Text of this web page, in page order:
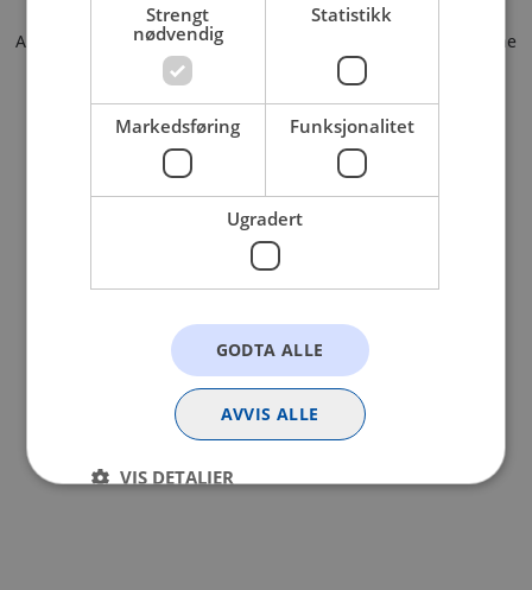
Application error: a client-side exception has occurred (see the
browser console for more information).
Strengt
nødvendig
Statistikk
Markedsføring Funksjonalitet
Ugradert
GODTA ALLE
AVVIS ALLE
VIS DETALJER